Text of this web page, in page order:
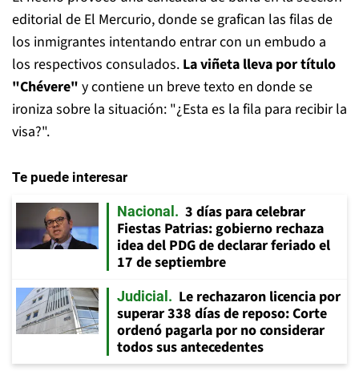
editorial de El Mercurio, donde se grafican las filas de
los inmigrantes intentando entrar con un embudo a
los respectivos consulados. La viñeta lleva por título
"Chévere" y contiene un breve texto en donde se
ironiza sobre la situación: "¿Esta es la fila para recibir la
visa?".
Te puede interesar
Nacional
3 días para celebrar
Fiestas Patrias: gobierno rechaza
idea del PDG de declarar feriado el
17 de septiembre
Judicial
Le rechazaron licencia por
superar 338 días de reposo: Corte
ordenó pagarla por no considerar
todos sus antecedentes